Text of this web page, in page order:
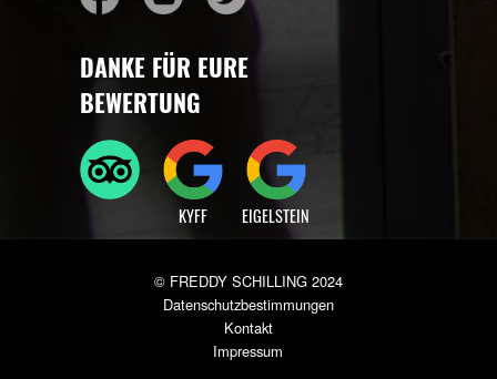
Jetzt online bestellen »
BESUCHT UNSAUCH AUF ...
DANKE FÜR EURE
BEWERTUNG